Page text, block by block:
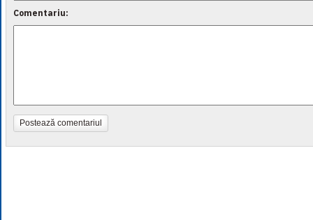
Comentariu:
Postează comentariul